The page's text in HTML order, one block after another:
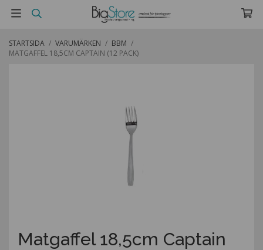
STARTSIDA / VARUMÄRKEN / BBM /
MATGAFFEL 18,5CM CAPTAIN (12 PACK)
Matgaffel 18,5cm Captain